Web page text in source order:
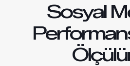
Sosyal